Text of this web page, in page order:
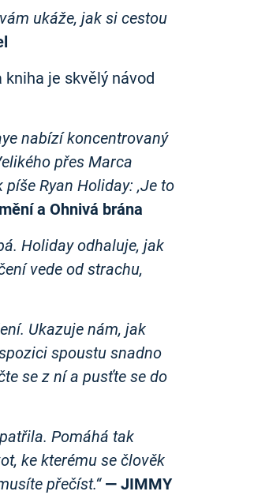
ukáže, jak si cestou
je skvělý návod
nabízí koncentrovaný
přes Marca
Ryan Holiday: ‚Je to
a Ohnivá brána
Holiday odhaluje, jak
vede od strachu,
Ukazuje nám, jak
spoustu snadno
se z ní a pusťte se do
Pomáhá tak
ke kterému se člověk
přečíst.“ — JIMMY